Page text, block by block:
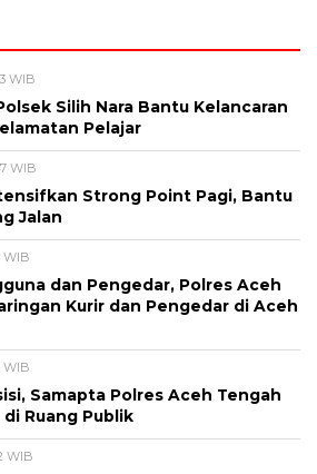
WIB
Silih Nara Bantu Kelancaran
Pelajar
WIB
Strong Point Pagi, Bantu
Jalan
WIB
dan Pengedar, Polres Aceh
Kurir dan Pengedar di Aceh
WIB
Samapta Polres Aceh Tengah
Ruang Publik
WIB